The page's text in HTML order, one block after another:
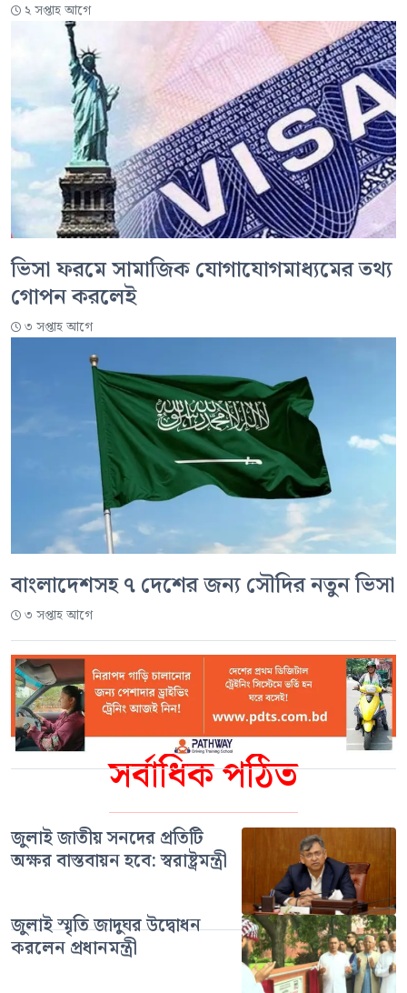
সর্বাধিক পঠিত
জুলাই জাতীয় সনদের প্রতিটি
অক্ষর বাস্তবায়ন হবে: স্বরাষ্ট্রমন্ত্রী
জুলাই স্মৃতি জাদুঘর উদ্বোধন
করলেন প্রধানমন্ত্রী
২ সপ্তাহ আগে
ভিসা ফরমে সামাজিক যোগাযোগমাধ্যমের তথ্য
গোপন করলেই
৩ সপ্তাহ আগে
বাংলাদেশসহ ৭ দেশের জন্য সৌদির নতুন ভিসা
৩ সপ্তাহ আগে